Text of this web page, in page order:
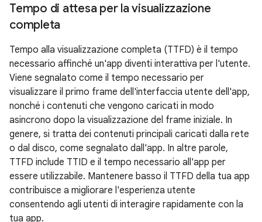
Tempo di attesa per la visualizzazione
completa
Tempo alla visualizzazione completa (TTFD) è il tempo
necessario affinché un'app diventi interattiva per l'utente.
Viene segnalato come il tempo necessario per
visualizzare il primo frame dell'interfaccia utente dell'app,
nonché i contenuti che vengono caricati in modo
asincrono dopo la visualizzazione del frame iniziale. In
genere, si tratta dei contenuti principali caricati dalla rete
o dal disco, come segnalato dall'app. In altre parole,
TTFD include TTID e il tempo necessario all'app per
essere utilizzabile. Mantenere basso il TTFD della tua app
contribuisce a migliorare l'esperienza utente
consentendo agli utenti di interagire rapidamente con la
tua app.